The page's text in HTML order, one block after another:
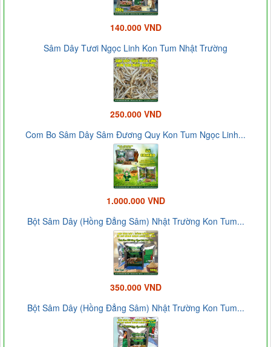
140.000 VND
Sâm Dây Tươi Ngọc Linh Kon Tum Nhật Trường
250.000 VND
Com Bo Sâm Dây Sâm Đương Quy Kon Tum Ngọc Linh...
1.000.000 VND
Bột Sâm Dây (Hồng Đẳng Sâm) Nhật Trường Kon Tum...
350.000 VND
Bột Sâm Dây (Hồng Đẳng Sâm) Nhật Trường Kon Tum...